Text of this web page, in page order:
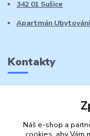
342 01 Sušice
Apartmán Ubytování
Kontakty
Náš e-shop a
cookies, aby Vám